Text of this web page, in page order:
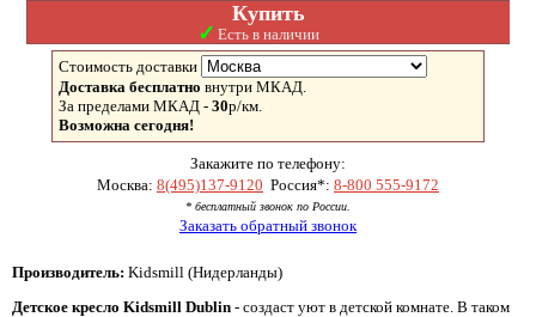
Купить
✓ Есть в наличии
Стоимость доставки
Доставка бесплатно внутри МКАД.
За пределами МКАД - 30р/км.
Возможна сегодня!
Закажите по телефону:
Москва: 8(495)137-9120 Россия*: 8-800 555-9172
* бесплатный звонок по России.
Заказать обратный звонок
Производитель: Kidsmill (Нидерланды)
Детское кресло Kidsmill Dublin - создаст уют в детской комнате. В таком